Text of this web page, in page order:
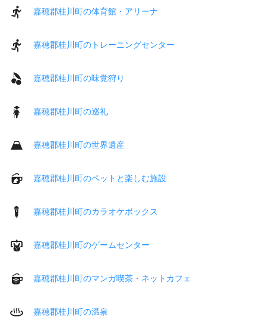
嘉穂郡桂川町の体育館・アリーナ
嘉穂郡桂川町のトレーニングセンター
嘉穂郡桂川町の味覚狩り
嘉穂郡桂川町の巡礼
嘉穂郡桂川町の世界遺産
嘉穂郡桂川町のペットと楽しむ施設
嘉穂郡桂川町のカラオケボックス
嘉穂郡桂川町のゲームセンター
嘉穂郡桂川町のマンガ喫茶・ネットカフェ
嘉穂郡桂川町の温泉